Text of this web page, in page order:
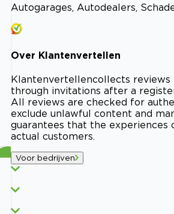
Autogarages, Autodealers,
Over Klantenvertellen
Klantenvertellencollects reviews
through invitations after a
All reviews are checked for
exclude unlawful content and
guarantees that the experiences
actual customers.
Voor bedrijven